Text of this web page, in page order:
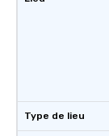
Type de lieu